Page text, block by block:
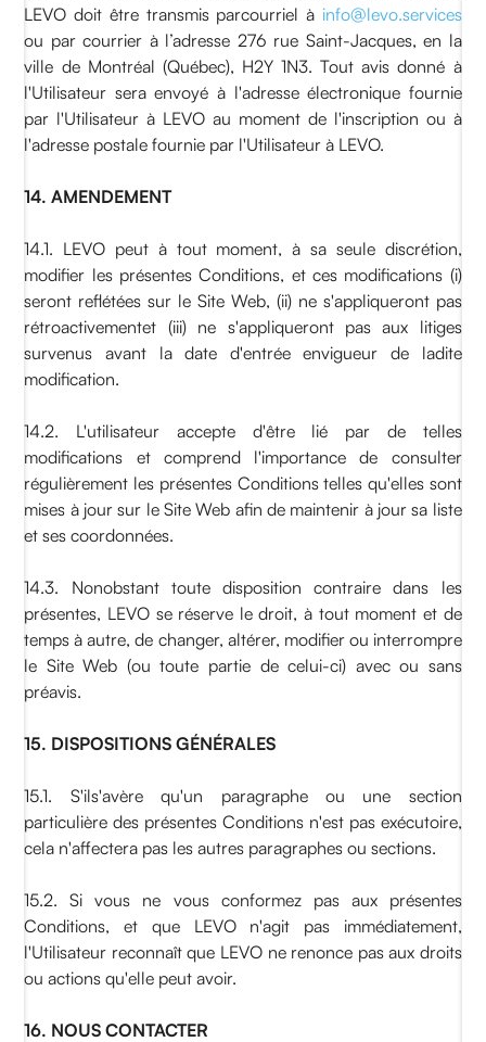
LEVO doit être transmis parcourriel à info@levo.services
ou par courrier à l’adresse 276 rue Saint-Jacques, en la
ville de Montréal (Québec), H2Y 1N3. Tout avis donné à
l'Utilisateur sera envoyé à l'adresse électronique fournie
par l'Utilisateur à LEVO au moment de l'inscription ou à
l'adresse postale fournie par l'Utilisateur à LEVO.
14. AMENDEMENT
14.1. LEVO peut à tout moment, à sa seule discrétion,
modifier les présentes Conditions, et ces modifications (i)
seront reflétées sur le Site Web, (ii) ne s'appliqueront pas
rétroactivementet (iii) ne s'appliqueront pas aux litiges
survenus avant la date d'entrée envigueur de ladite
modification.
14.2. L'utilisateur accepte d'être lié par de telles
modifications et comprend l'importance de consulter
régulièrement les présentes Conditions telles qu'elles sont
mises à jour sur le Site Web afin de maintenir à jour sa liste
et ses coordonnées.
14.3. Nonobstant toute disposition contraire dans les
présentes, LEVO se réserve le droit, à tout moment et de
temps à autre, de changer, altérer, modifier ou interrompre
le Site Web (ou toute partie de celui-ci) avec ou sans
préavis.
15. DISPOSITIONS GÉNÉRALES
15.1. S'ils'avère qu'un paragraphe ou une section
particulière des présentes Conditions n'est pas exécutoire,
cela n'affectera pas les autres paragraphes ou sections.
15.2. Si vous ne vous conformez pas aux présentes
Conditions, et que LEVO n'agit pas immédiatement,
l'Utilisateur reconnaît que LEVO ne renonce pas aux droits
ou actions qu'elle peut avoir.
16. NOUS CONTACTER